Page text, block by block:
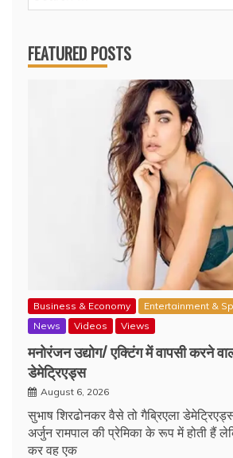
for:
FEATURED POSTS
Business & Economy Entertainment &
News
Videos Views
मनोरंजन उद्योग/ एक्टिंग में वापसी करने
डेमेट्रिएड्स
August 6, 2026
सुभाष शिरढोनकर वैसे तो गैब्रिएला
अर्जुन रामपाल की प्रेमिका के रूप में होती हैं
कर वह एक